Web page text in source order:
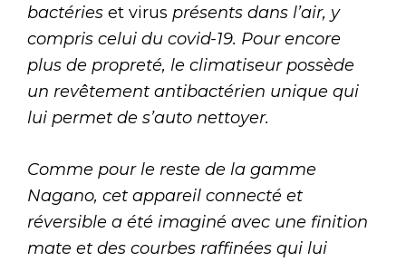
bactéries et virus présents dans l’air, y
compris celui du covid-19. Pour encore
plus de propreté, le climatiseur possède
un revêtement antibactérien unique qui
lui permet de s’auto nettoyer.
Comme pour le reste de la gamme
Nagano, cet appareil connecté et
réversible a été imaginé avec une finition
mate et des courbes raffinées qui lui